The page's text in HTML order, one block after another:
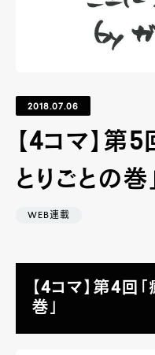
2018.07.06
【4コマ】
とりごとの巻」
WEB連載
【4コマ】第4回
巻」